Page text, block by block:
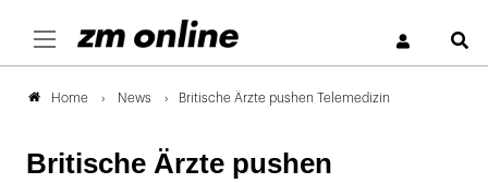
Home News Britische Ärzte pushen Telemedizin
Britische Ärzte pushen